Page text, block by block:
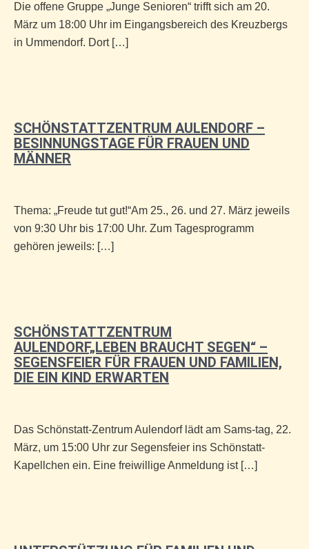
Die offene Gruppe „Junge Senioren“ trifft sich am 20.
März um 18:00 Uhr im Eingangsbereich des Kreuzbergs
in Ummendorf. Dort […]
SCHÖNSTATTZENTRUM AULENDORF –
BESINNUNGSTAGE FÜR FRAUEN UND
MÄNNER
Thema: „Freude tut gut!“Am 25., 26. und 27. März jeweils
von 9:30 Uhr bis 17:00 Uhr. Zum Tagesprogramm
gehören jeweils: […]
SCHÖNSTATTZENTRUM
AULENDORF„LEBEN BRAUCHT SEGEN“ –
SEGENSFEIER FÜR FRAUEN UND FAMILIEN,
DIE EIN KIND ERWARTEN
Das Schönstatt-Zentrum Aulendorf lädt am Sams-tag, 22.
März, um 15:00 Uhr zur Segensfeier ins Schönstatt-
Kapellchen ein. Eine freiwillige Anmeldung ist […]